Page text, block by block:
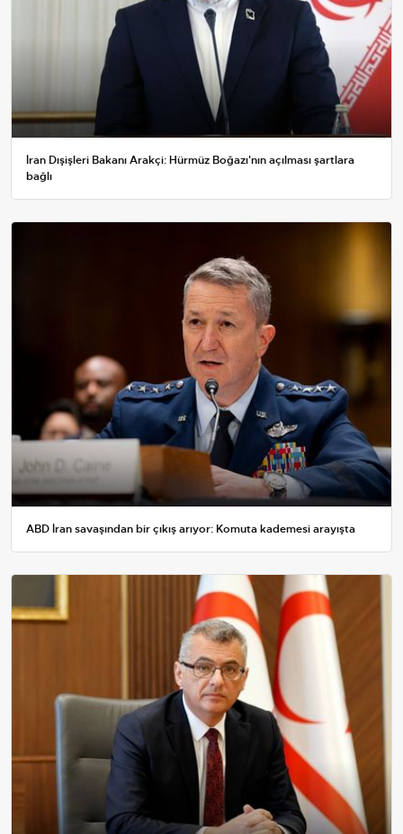
İran Dışişleri Bakanı Arakçi: Hürmüz Boğazı'nın açılması şartlara
bağlı
ABD İran savaşından bir çıkış arıyor: Komuta kademesi arayışta